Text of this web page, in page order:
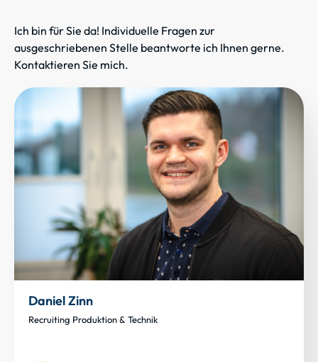
Ich bin für Sie da! Individuelle Fragen zur
ausgeschriebenen Stelle beantworte ich Ihnen gerne.
Kontaktieren Sie mich.
Daniel Zinn
Recruiting Produktion & Technik